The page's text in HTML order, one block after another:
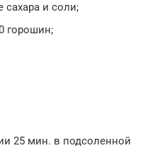
сахара и соли;
горошин;
25 мин. в подсоленной